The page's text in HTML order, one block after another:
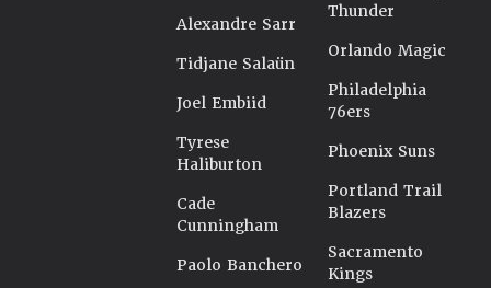
Alexandre Sarr
Tidjane Salaün
Joel Embiid
Tyrese
Haliburton
Cade
Cunningham
Paolo Banchero
Thunder
Orlando Magic
Philadelphia
76ers
Phoenix Suns
Portland Trail
Blazers
Sacramento
Kings